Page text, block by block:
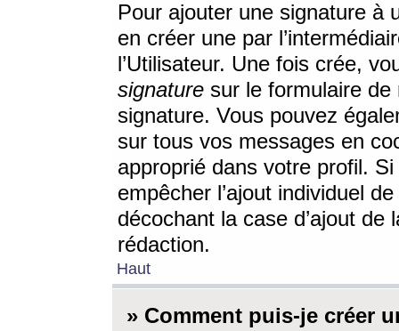
Pour ajouter une signature à
en créer une par
l’Utilisateur. Une fois crée,
signature sur le formulaire de
signature. Vous pouvez
sur tous vos messages en
approprié dans votre profil.
empêcher l’ajout individuel
décochant la case d’ajout
rédaction.
Haut
» Comment puis-je créer